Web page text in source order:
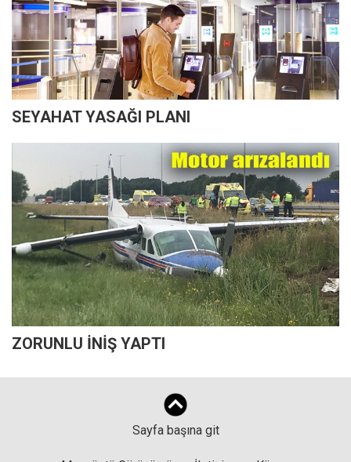
SEYAHAT YASAĞI PLANI
ZORUNLU İNİŞ YAPTI
Sayfa başına git